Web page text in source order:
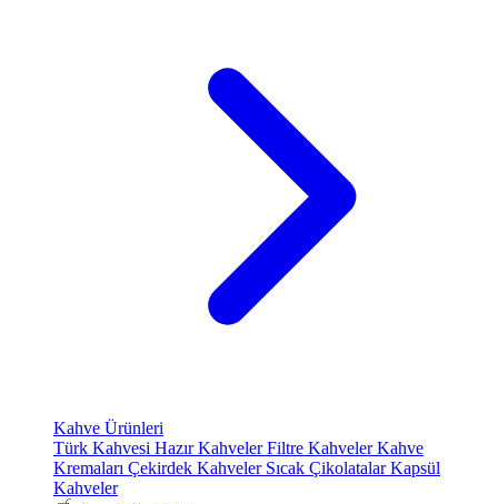
Kahve Ürünleri
Türk Kahvesi Hazır KahvelerFiltre KahvelerKahve
Kremaları Çekirdek Kahveler Sıcak ÇikolatalarKapsül
Kahveler